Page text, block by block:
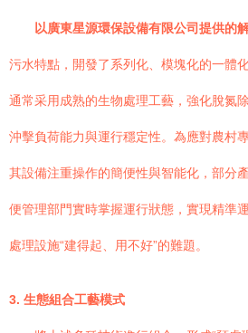
以廣東星源環保設備有限公司提供的
污水特點，開發了系列化、模塊化的一體
通常采用成熟的生物處理工藝，強化脫氮
沖擊負荷能力與運行穩定性。為應對農村
其設備注重操作的簡便性與智能化，部分
便管理部門實時掌握運行狀態，實現精準
處理設施“建得起、用不好”的難題。
3. 生態組合工藝模式